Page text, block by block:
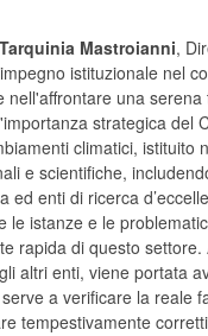
Tarquinia Mastroianni,
istituzionale nel
una
strategica
climatici,
e scientifiche,
enti di ricerca
istanze e le
rapida di questo
altri enti, viene portata
a verificare la
tempestivamente